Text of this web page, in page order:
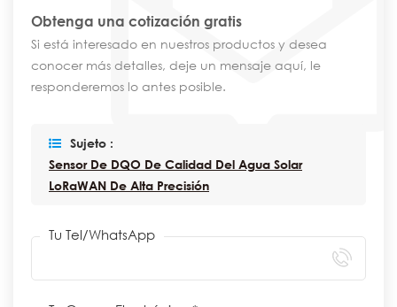
Obtenga una cotización gratis
Si está interesado en nuestros productos y desea
conocer más detalles, deje un mensaje aquí, le
responderemos lo antes posible.
Sujeto :
Sensor De DQO De Calidad Del Agua Solar
LoRaWAN De Alta Precisión
Tu Tel/WhatsApp